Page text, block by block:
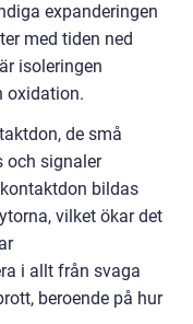
expanderingen
med tiden ned
isoleringen
oxidation.
de små
och signaler
bildas
vilket ökar det
i allt från svaga
beroende på hur